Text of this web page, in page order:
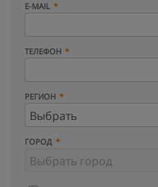
E-MAIL
ТЕЛЕФОН
РЕГИОН
ГОРОД